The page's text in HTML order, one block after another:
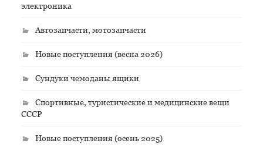
электроника
Автозапчасти, мотозапчасти
Новые поступления (весна 2026)
Сундуки чемоданы ящики
Спортивные, туристические и медицинские вещи
СССР
Новые поступления (осень 2025)